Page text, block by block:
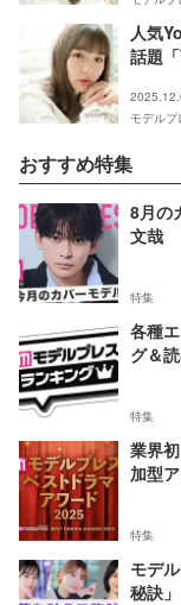
人気
話題
モデルプ
おすすめ特集
8月の
文哉
特集
各種
グ＆
特集
業界
加型
特集
モデ
秘訣」